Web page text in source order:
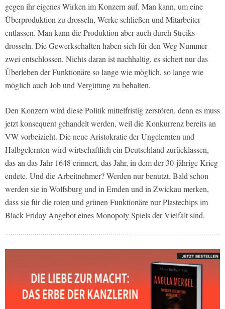
gegen ihr eigenes Wirken im Konzern auf. Man kann, um eine
Überproduktion zu drosseln, Werke schließen und Mitarbeiter
entlassen. Man kann die Produktion aber auch durch Streiks
drosseln. Die Gewerkschaften haben sich für den Weg Nummer
zwei entschlossen. Nichts daran ist nachhaltig, es sichert nur das
Überleben der Funktionäre so lange wie möglich, so lange wie
möglich auch Job und Vergütung zu behalten.
Den Konzern wird diese Politik mittelfristig zerstören, denn es muss
jetzt konsequent gehandelt werden, weil die Konkurrenz bereits an
VW vorbeizieht. Die neue Aristokratie der Ungelernten und
Halbgelernten wird wirtschaftlich ein Deutschland zurücklassen,
das an das Jahr 1648 erinnert, das Jahr, in dem der 30-jährige Krieg
endete. Und die Arbeitnehmer? Werden nur benutzt. Bald schon
werden sie in Wolfsburg und in Emden und in Zwickau merken,
dass sie für die roten und grünen Funktionäre nur Plastechips im
Black Friday Angebot eines Monopoly Spiels der Vielfalt sind.